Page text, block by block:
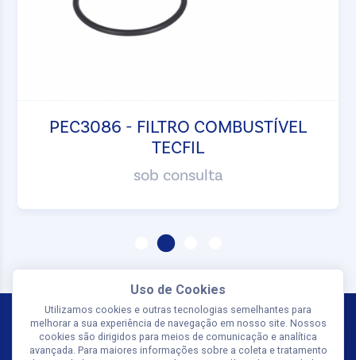
PEC3086 - FILTRO COMBUSTÍVEL
TECFIL
sob consulta
Uso de Cookies
Utilizamos cookies e outras tecnologias semelhantes para
melhorar a sua experiência de navegação em nosso site. Nossos
cookies são dirigidos para meios de comunicação e analítica
avançada. Para maiores informações sobre a coleta e tratamento